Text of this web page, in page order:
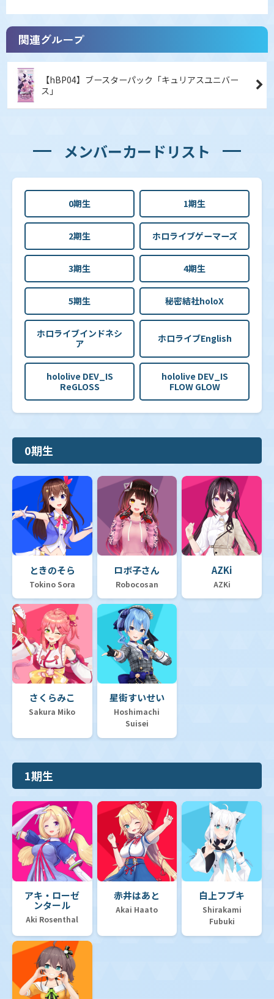
関連グループ
【hBP04】ブースターパック「キュリアスユニバー
ス」
メンバーカードリスト
0期生 1期生
2期生 ホロライブゲーマーズ
3期生 4期生
5期生 秘密結社holoX
ホロライブインドネシ
ア
ホロライブEnglish
hololive DEV_IS
ReGLOSS
hololive DEV_IS
FLOW GLOW
0期生
ときのそら
Tokino Sora
ロボ子さん
Robocosan
AZKi
AZKi
さくらみこ
Sakura Miko
星街すいせい
Hoshimachi
Suisei
1期生
アキ・ローゼ
ンタール
Aki Rosenthal
赤井はあと
Akai Haato
白上フブキ
Shirakami
Fubuki